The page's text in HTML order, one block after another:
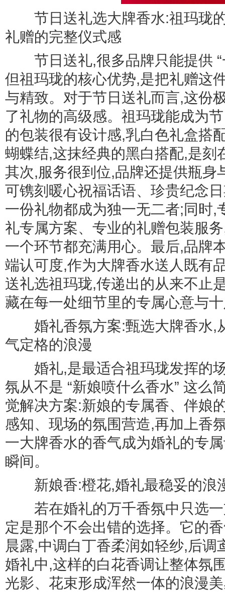
节日送礼选大牌香水:祖玛珑
礼赠的完整仪式感
节日送礼,很多品牌只能提供 “
但祖玛珑的核心优势,是把礼赠这
与精致。对于节日送礼而言,这份
了礼物的高级感。祖玛珑能成为
的包装很有设计感,乳白色礼盒搭
蝴蝶结,这抹经典的黑白搭配,是刻
其次,服务很到位,品牌还提供瓶身
可镌刻暖心祝福话语、珍贵纪念
一份礼物都成为独一无二者;同时,
礼专属方案、专业的礼赠包装服
一个环节都充满用心。最后,品牌
端认可度,作为大牌香水送人既有
送礼选祖玛珑,传递出的从来不止
藏在每一处细节里的专属心意与
婚礼香氛方案:甄选大牌香水,
气定格的浪漫
婚礼,是最适合祖玛珑发挥的
氛从不是 “新娘喷什么香水” 这么
觉解决方案:新娘的专属香、伴娘
感知、现场的氛围营造,再加上香
一大牌香水的香气成为婚礼的专
瞬间。
新娘香:橙花,婚礼最稳妥的浪
若在婚礼的万千香氛中只选一
定是那个不会出错的选择。它的
晨露,中调白丁香柔润如轻纱,后调
婚礼中,这样的白花香调让整体氛
光影、花束形成浑然一体的浪漫